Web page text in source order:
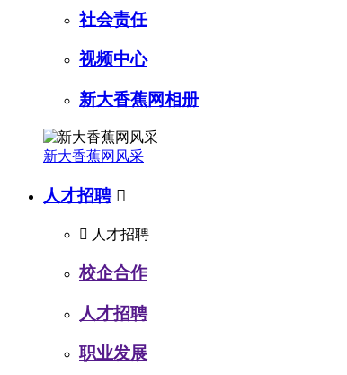
社会责任
视频中心
新大香蕉网相册
新大香蕉网风采
人才招聘 
 人才招聘
校企合作
人才招聘
职业发展